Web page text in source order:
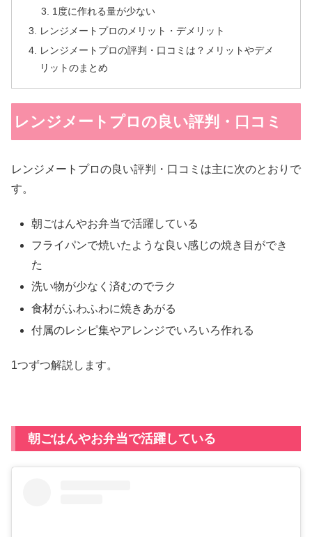
1度に作れる量が少ない
レンジメートプロのメリット・デメリット
レンジメートプロの評判・口コミは？メリットやデメ
リットのまとめ
レンジメートプロの良い評判・口コミ
レンジメートプロの良い評判・口コミは主に次のとおりで
す。
朝ごはんやお弁当で活躍している
フライパンで焼いたような良い感じの焼き目ができ
た
洗い物が少なく済むのでラク
食材がふわふわに焼きあがる
付属のレシピ集やアレンジでいろいろ作れる
1つずつ解説します。
朝ごはんやお弁当で活躍している